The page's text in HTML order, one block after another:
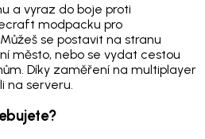
a vyraz do boje proti
modpacku pro
se postavit na stranu
město, nebo se vydat cestou
Díky zaměření na multiplayer
na serveru.